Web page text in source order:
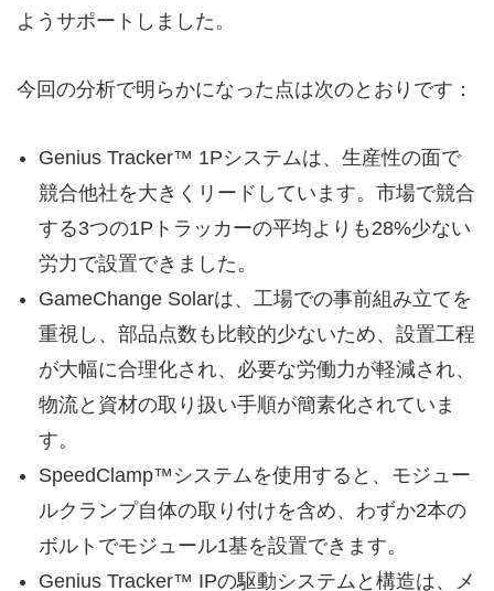
ようサポートしました。
今回の分析で明らかになった点は次のとおりです：
Genius Tracker™ 1Pシステムは、生産性の面で
競合他社を大きくリードしています。市場で競合
する3つの1Pトラッカーの平均よりも28%少ない
労力で設置できました。
GameChange Solarは、工場での事前組み立てを
重視し、部品点数も比較的少ないため、設置工程
が大幅に合理化され、必要な労働力が軽減され、
物流と資材の取り扱い手順が簡素化されていま
す。
SpeedClamp™システムを使用すると、モジュー
ルクランプ自体の取り付けを含め、わずか2本の
ボルトでモジュール1基を設置できます。
Genius Tracker™ IPの駆動システムと構造は、メ